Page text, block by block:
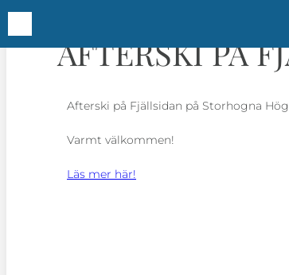
AFTERSKI PÅ
Afterski på Fjällsidan på Storhogna
Varmt välkommen!
Läs mer här!